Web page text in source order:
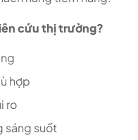
cứu thị trường?
hợp
ro
sáng suốt